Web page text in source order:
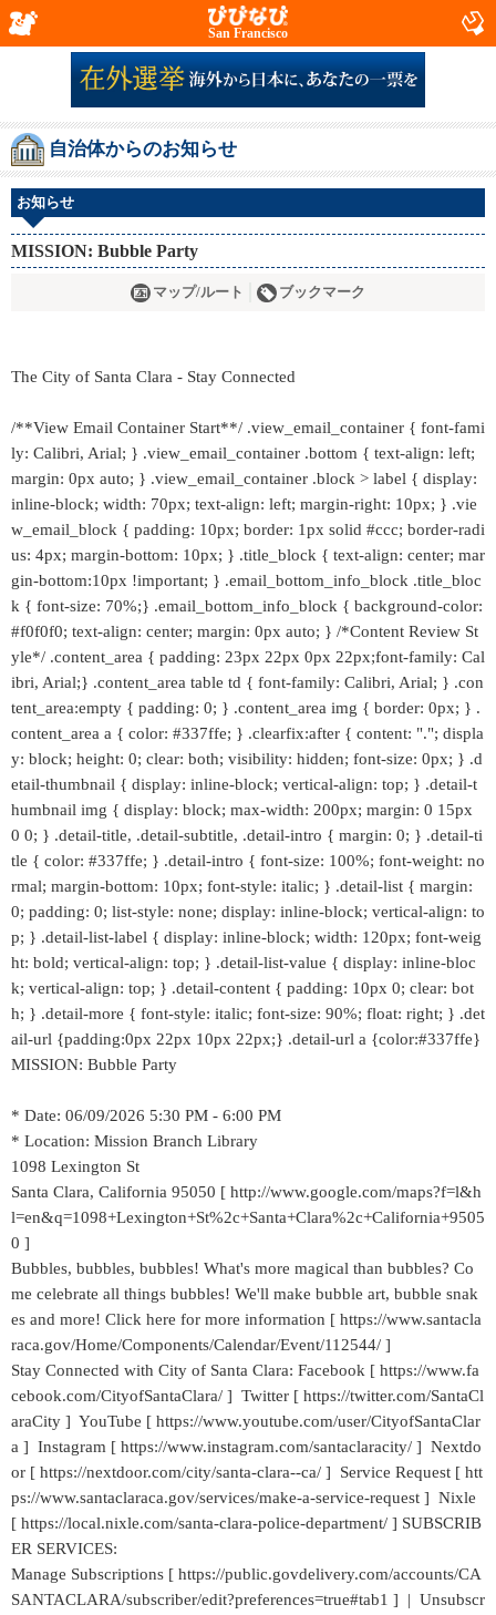
San Francisco
自治体からのお知らせ
お知らせ
MISSION: Bubble Party
マップ/ルート ブックマーク
The City of Santa Clara - Stay Connected
/**View Email Container Start**/ .view_email_container { font-fami
ly: Calibri, Arial; } .view_email_container .bottom { text-align: left;
margin: 0px auto; } .view_email_container .block > label { display:
inline-block; width: 70px; text-align: left; margin-right: 10px; } .vie
w_email_block { padding: 10px; border: 1px solid #ccc; border-radi
us: 4px; margin-bottom: 10px; } .title_block { text-align: center; mar
gin-bottom:10px !important; } .email_bottom_info_block .title_bloc
k { font-size: 70%;} .email_bottom_info_block { background-color:
#f0f0f0; text-align: center; margin: 0px auto; } /*Content Review St
yle*/ .content_area { padding: 23px 22px 0px 22px;font-family: Cal
ibri, Arial;} .content_area table td { font-family: Calibri, Arial; } .con
tent_area:empty { padding: 0; } .content_area img { border: 0px; } .
content_area a { color: #337ffe; } .clearfix:after { content: "."; displa
y: block; height: 0; clear: both; visibility: hidden; font-size: 0px; } .d
etail-thumbnail { display: inline-block; vertical-align: top; } .detail-t
humbnail img { display: block; max-width: 200px; margin: 0 15px
0 0; } .detail-title, .detail-subtitle, .detail-intro { margin: 0; } .detail-ti
tle { color: #337ffe; } .detail-intro { font-size: 100%; font-weight: no
rmal; margin-bottom: 10px; font-style: italic; } .detail-list { margin:
0; padding: 0; list-style: none; display: inline-block; vertical-align: to
p; } .detail-list-label { display: inline-block; width: 120px; font-weig
ht: bold; vertical-align: top; } .detail-list-value { display: inline-bloc
k; vertical-align: top; } .detail-content { padding: 10px 0; clear: bot
h; } .detail-more { font-style: italic; font-size: 90%; float: right; } .det
ail-url {padding:0px 22px 10px 22px;} .detail-url a {color:#337ffe}
MISSION: Bubble Party
* Date: 06/09/2026 5:30 PM - 6:00 PM
* Location: Mission Branch Library
1098 Lexington St
Santa Clara, California 95050 [ http://www.google.com/maps?f=l&h
l=en&q=1098+Lexington+St%2c+Santa+Clara%2c+California+9505
0 ]
Bubbles, bubbles, bubbles! What's more magical than bubbles? Co
me celebrate all things bubbles! We'll make bubble art, bubble snak
es and more! Click here for more information [ https://www.santacla
raca.gov/Home/Components/Calendar/Event/112544/ ]
Stay Connected with City of Santa Clara: Facebook [ https://www.fa
cebook.com/CityofSantaClara/ ] Twitter [ https://twitter.com/SantaCl
araCity ] YouTube [ https://www.youtube.com/user/CityofSantaClar
a ] Instagram [ https://www.instagram.com/santaclaracity/ ] Nextdo
or [ https://nextdoor.com/city/santa-clara--ca/ ] Service Request [ htt
ps://www.santaclaraca.gov/services/make-a-service-request ] Nixle
[ https://local.nixle.com/santa-clara-police-department/ ] SUBSCRIB
ER SERVICES:
Manage Subscriptions [ https://public.govdelivery.com/accounts/CA
SANTACLARA/subscriber/edit?preferences=true#tab1 ] | Unsubscr